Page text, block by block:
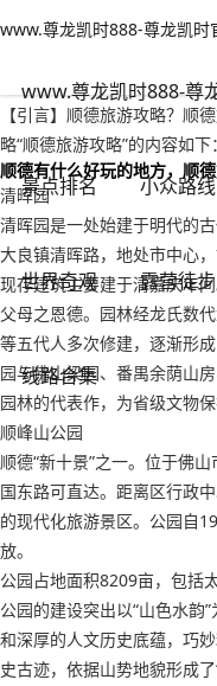
www.尊龙凯时888-尊龙凯时
www.尊龙凯时888-尊
景点排名 小众路线
世界奇观 露营徒步
线路合集
www.尊龙凯时888-尊龙凯时
顺德旅游攻略？顺德旅游攻
【引言】顺德旅游攻略？顺
略“顺德旅游攻略”的内容如下：
顺德有什么好玩的地方，顺
清晖园
清晖园是一处始建于明代的
大良镇清晖路，地处市中心
现存建筑主要建于清嘉庆年
父母之恩德。园林经龙氏数
等五代人多次修建，逐渐形
园与佛山梁园、番禺余荫山
园林的代表作，为省级文物保
顺峰山公园
顺德“新十景”之一。位于佛
国东路可直达。距离区行政
的现代化旅游景区。公园自
放。
公园占地面积8209亩，包括
公园的建设突出以“山色水韵
和深厚的人文历史底蕴，巧
史古迹，依据山势地貌形成